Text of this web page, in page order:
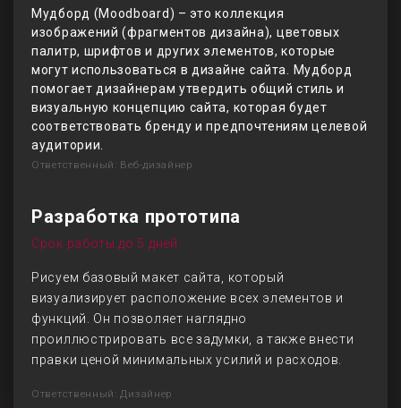
Мудборд (Moodboard) – это коллекция
изображений (фрагментов дизайна), цветовых
палитр, шрифтов и других элементов, которые
могут использоваться в дизайне сайта. Мудборд
помогает дизайнерам утвердить общий стиль и
визуальную концепцию сайта, которая будет
соответствовать бренду и предпочтениям целевой
аудитории.
Ответственный: Веб-дизайнер
Разработка прототипа
Срок работы до 5 дней
Рисуем базовый макет сайта, который
визуализирует расположение всех элементов и
функций. Он позволяет наглядно
проиллюстрировать все задумки, а также внести
правки ценой минимальных усилий и расходов.
Ответственный: Дизайнер